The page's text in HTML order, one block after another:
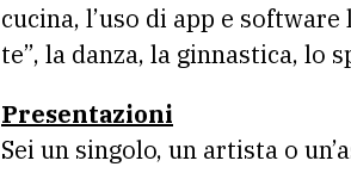
cucina, l’uso di app e
te”, la danza, la ginnastica, lo
Presentazioni
Sei un singolo, un artista o